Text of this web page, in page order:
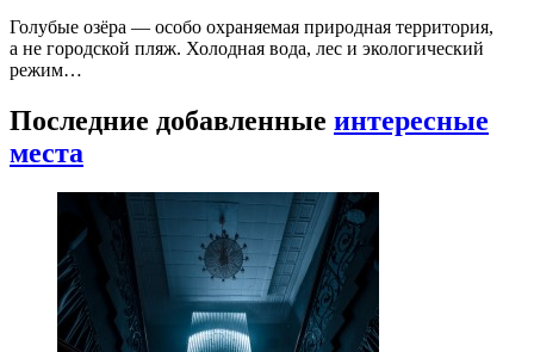
Голубые озёра — особо охраняемая природная территория,
а не городской пляж. Холодная вода, лес и экологический
режим…
Последние добавленные интересные
места